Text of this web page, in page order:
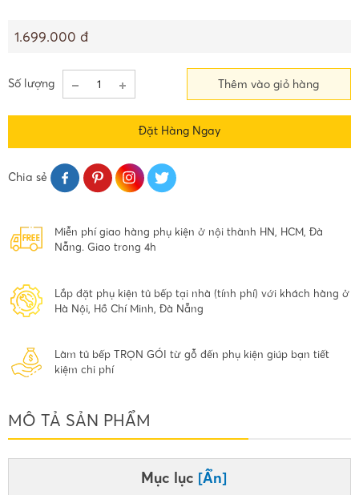
1.699.000 đ
Số lượng Thêm vào giỏ hàng
Đặt Hàng Ngay
Chia sẻ
Miễn phí giao hàng phụ kiện ở nội thành HN, HCM, Đà
Nẵng. Giao trong 4h
Lắp đặt phụ kiện tủ bếp tại nhà (tính phí) với khách hàng ở
Hà Nội, Hồ Chí Minh, Đà Nẵng
Làm tủ bếp TRỌN GÓI từ gỗ đến phụ kiện giúp bạn tiết
kiệm chi phí
MÔ TẢ SẢN PHẨM
Mục lục [Ẩn]